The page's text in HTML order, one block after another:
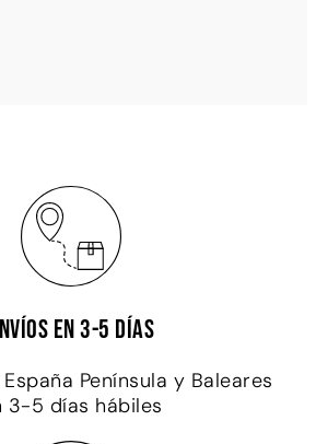
en 3-5 días
Península y Baleares
3-5 días hábiles